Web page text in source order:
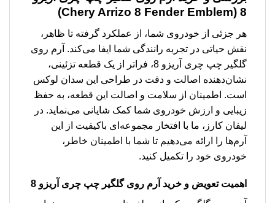
8 (Chery Arrizo 8 Fender Emblem)
هر جزئی از خودروی شما، از عملکرد گرفته تا ظاهر،
نقش حیاتی در تجربه رانندگی شما ایفا می‌کند. آرم روی
گلگیر چپ چری آریزو 8، فراتر از یک قطعه تزئینی،
نشان‌دهنده اصالت و دقت در طراحی این سدان لوکس
است. اطمینان از سلامت و اصالت این قطعه، به حفظ
زیبایی و ارزش خودروی شما کمک شایانی می‌نماید. در
لیفان کارز، ما با افتخار مجموعه‌ای باکیفیت از این
آرم‌ها را ارائه می‌دهیم تا شما با اطمینان خاطر،
خودروی خود را تکمیل کنید.
اهمیت تعویض و خرید آرم روی گلگیر چپ چری آریزو 8